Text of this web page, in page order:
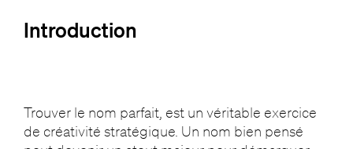
Introduction
Trouver le nom parfait, est un véritable exercice
de créativité stratégique. Un nom bien pensé